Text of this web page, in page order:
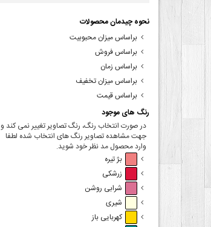
نحوه چیدمان محصولات
براساس میزان محبوبیت
براساس فروش
براساس زمان
براساس میزان تخفیف
براساس قیمت
رنگ های موجود
در صورت انتخاب رنگ، رنگ تصاویر تغییر نمی کند و
جهت مشاهده تصاویر رنگ های انتخاب شده لطفا
وارد محصول مد نظر خود شوید.
بژ تیره
زرشکی
شرابی روشن
شیری
کهربایی باز